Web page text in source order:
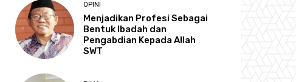
OPINI
Menjadikan Profesi Sebagai
Bentuk Ibadah dan
Pengabdian Kepada Allah
SWT